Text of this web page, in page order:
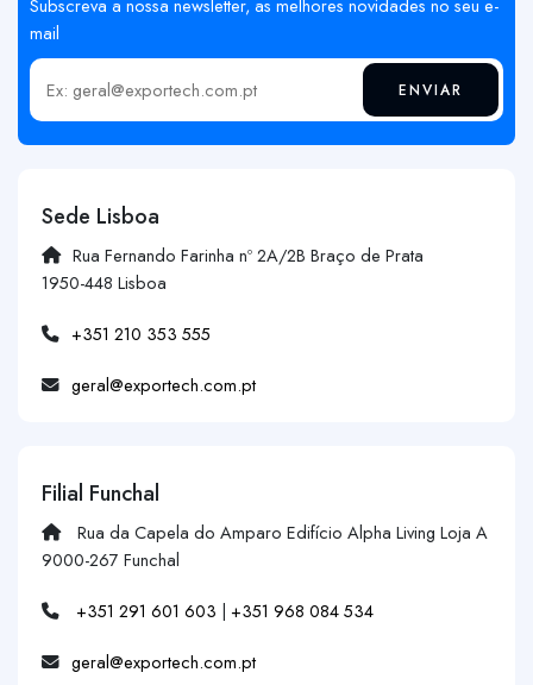
Subscreva a nossa newsletter, as melhores novidades no seu e-
mail
Insira o seu email ENVIAR
Sede Lisboa
Rua Fernando Farinha nº 2A/2B Braço de Prata
1950-448 Lisboa
+351 210 353 555
geral@exportech.com.pt
Filial Funchal
Rua da Capela do Amparo Edifício Alpha Living Loja A
9000-267 Funchal
+351 291 601 603 | +351 968 084 534
geral@exportech.com.pt